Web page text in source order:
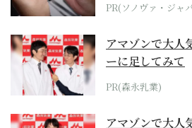
PR(ソノヴァ・ジャ
アマゾンで大人
ーに足してみて
PR(森永乳業)
アマゾンで大人